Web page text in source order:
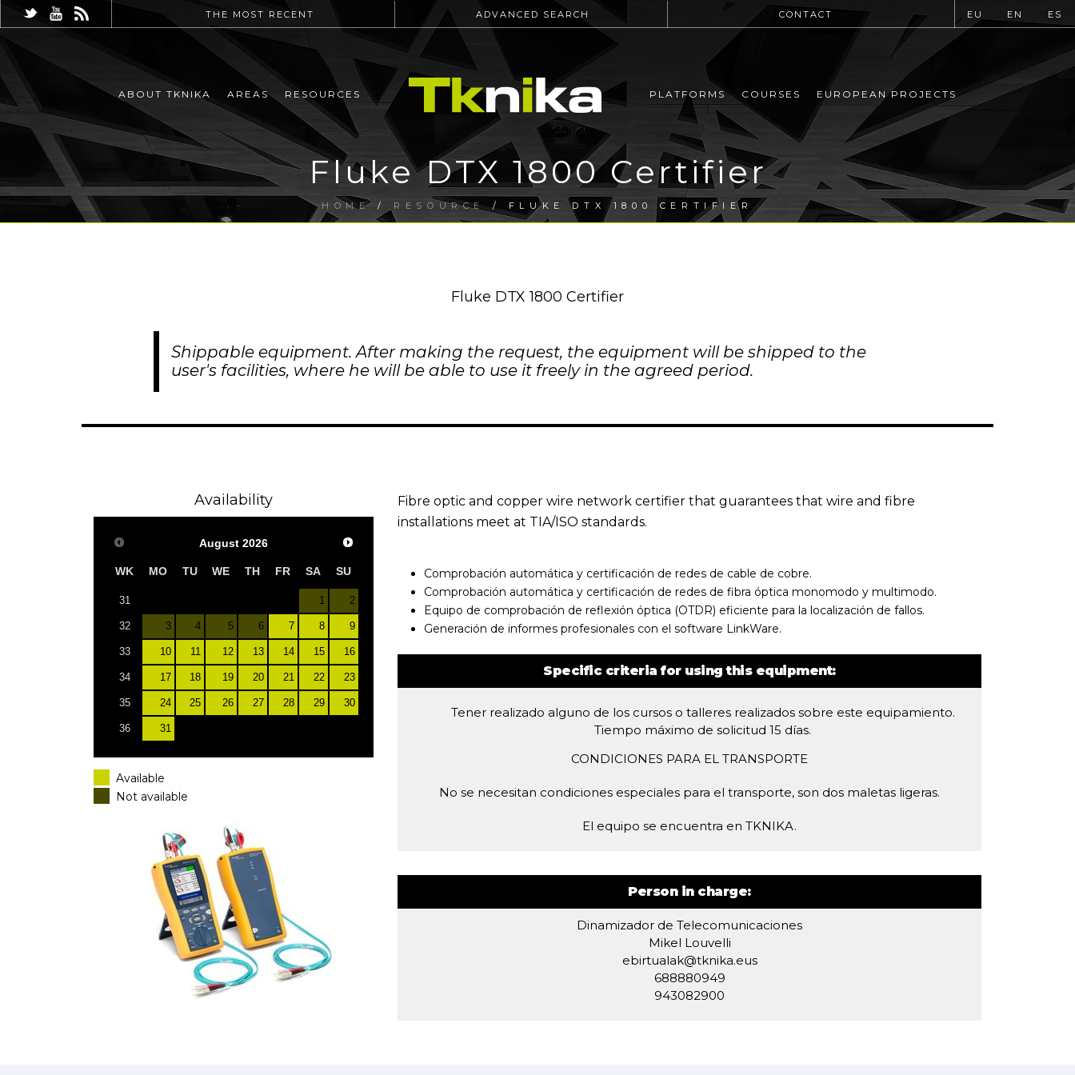
THE MOST RECENT ADVANCED SEARCH CONTACT EU EN ES
ABOUT TKNIKA AREAS RESOURCES PLATFORMS COURSES EUROPEAN PROJECTS
Fluke DTX 1800 Certifier
HOME/ RESOURCE / FLUKE DTX 1800 CERTIFIER
Fluke DTX 1800 Certifier
Shippable equipment. After making the request, the equipment will be shipped to the
user's facilities, where he will be able to use it freely in the agreed period.
Availability
August 2026
WK MO TU WE TH FR SA SU
31 1 2
32 3 4 5 6 7 8 9
33 10 11 12 13 14 15 16
34 17 18 19 20 21 22 23
35 24 25 26 27 28 29 30
36 31
Available
Not available
Fibre optic and copper wire network certifier that guarantees that wire and fibre
installations meet at TIA/ISO standards.
Comprobación automática y certificación de redes de cable de cobre.
Comprobación automática y certificación de redes de fibra óptica monomodo y multimodo.
Equipo de comprobación de reflexión óptica (OTDR) eficiente para la localización de fallos.
Generación de informes profesionales con el software LinkWare.
Specific criteria for using this equipment:
Tener realizado alguno de los cursos o talleres realizados sobre este equipamiento.
Tiempo máximo de solicitud 15 días.
CONDICIONES PARA EL TRANSPORTE
No se necesitan condiciones especiales para el transporte, son dos maletas ligeras.
El equipo se encuentra en TKNIKA.
Person in charge:
Dinamizador de Telecomunicaciones
Mikel Louvelli
ebirtualak@tknika.eus
688880949
943082900